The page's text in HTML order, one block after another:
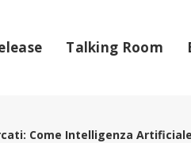
Talking Room
Come Intelligenza